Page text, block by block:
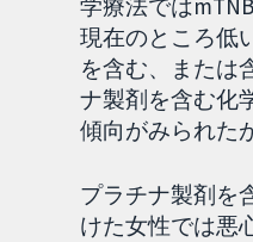
現在のところ低
を含む、または
ナ製剤を含む化
傾向がみられた
プラチナ製剤を
けた女性では悪